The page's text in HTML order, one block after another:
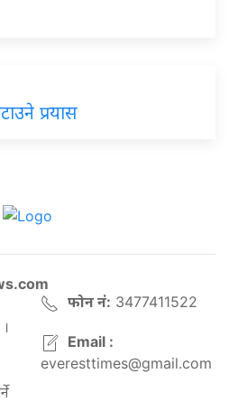
प्रयास
फोन नं: 3477411522
Email :
everesttimes@gmail.com